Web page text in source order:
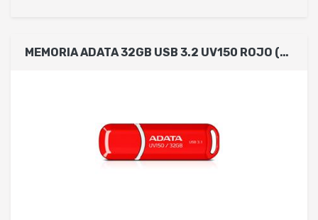
MEMORIA ADATA 32GB USB 3.2 UV150 ROJO (AUV150-32G-RRD)